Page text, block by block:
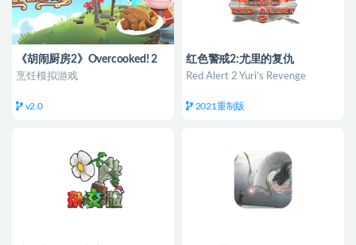
《胡闹厨房2》Overcooked! 2
烹饪模拟游戏
v2.0
红色警戒2:尤里的复仇
Red Alert 2 Yuri’s Revenge
2021重制版